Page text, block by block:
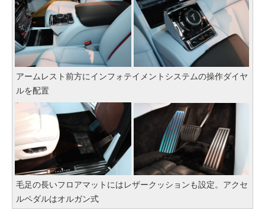
アームレスト前方にインフォテイメントシステムの操作ダイヤ
ルを配置
毛足の長いフロアマットにはレザークッションも設定。アクセ
ルペダルはオルガン式